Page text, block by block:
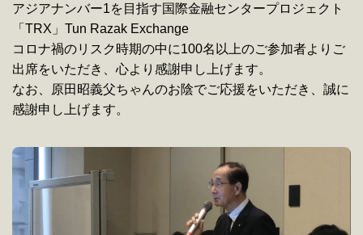
アジアナンバー1を目指す国際金融センタープロジェクト
「TRX」Tun Razak Exchange
コロナ禍のリスク時期の中に100名以上のご参加者よりご
出席をいただき、心より感謝申し上げます。
なお、原田昭義父ちゃんのお陰でご応援をいただき、誠に
感謝申し上げます。